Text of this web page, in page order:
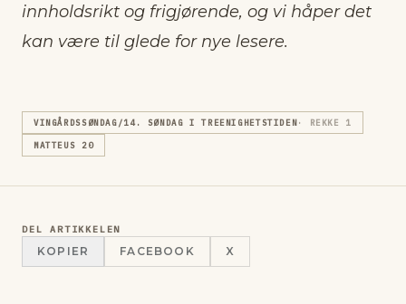
innholdsrikt og frigjørende, og vi håper det
kan være til glede for nye lesere.
VINGÅRDSSØNDAG/14. SØNDAG I TREENIGHETSTIDEN· REKKE 1
MATTEUS 20
DEL ARTIKKELEN
KOPIER FACEBOOK X